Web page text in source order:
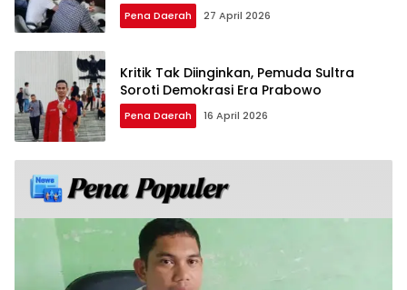
Pena Daerah 27 April 2026
Kritik Tak Diinginkan, Pemuda Sultra
Soroti Demokrasi Era Prabowo
Pena Daerah 16 April 2026